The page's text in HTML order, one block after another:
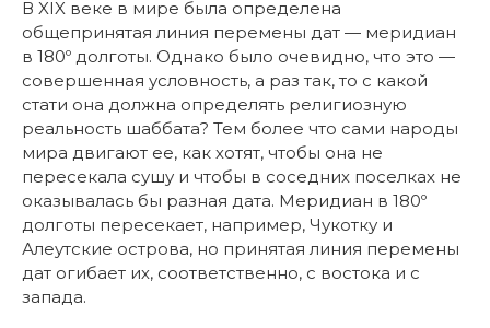
В XIX веке в мире была определена
общепринятая линия перемены дат — меридиан
в 180º долготы. Однако было очевидно, что это —
совершенная условность, а раз так, то с какой
стати она должна определять религиозную
реальность шаббата? Тем более что сами народы
мира двигают ее, как хотят, чтобы она не
пересекала сушу и чтобы в соседних поселках не
оказывалась бы разная дата. Меридиан в 180º
долготы пересекает, например, Чукотку и
Алеутские острова, но принятая линия перемены
дат огибает их, соответственно, с востока и с
запада.